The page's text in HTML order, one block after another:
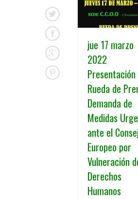
jue 17 marzo
2022
Rueda de
Demanda de
Medidas
ante el
Europeo por
Vulneración
Derechos
Humanos